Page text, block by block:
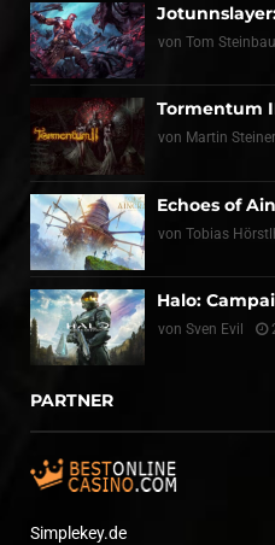
von Tom
Tormentum
von Martin Steiner
Echoes of
von Tobias
Halo:
von Sven Evil
PARTNER
Simplekey.de